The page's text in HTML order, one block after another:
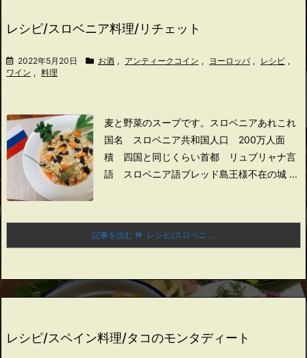
レシピ/スロベニア料理/リチェット
2022年5月20日 お酒 , アンティークコイン , ヨーロッパ , レシピ ,
ワイン , 料理
麦と野菜のスープです。
スロベニアあれこれ
国名 スロベニア共和国 人口 200万人面
積 四国と同じくらい首都 リュブリャナ言
語 スロベニア語ブレッド島王様不在の城 ...
記事を読む レシピ/スロベニ ...
レシピ/スペイン料理/タコのモンタディート